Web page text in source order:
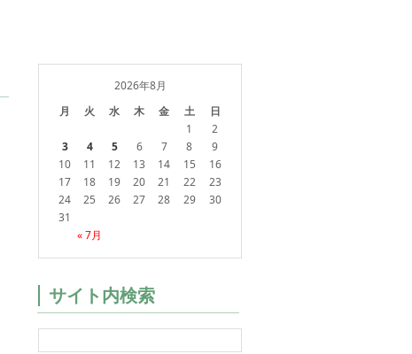
2026年8月
月
火 水 木 金 土 日
« 7月
1
2
3
4 5 6 7 8
9
10
11 12 13 14 15
16
17
18 19 20 21 22
23
24
25 26 27 28 29
30
31
サイト内検索